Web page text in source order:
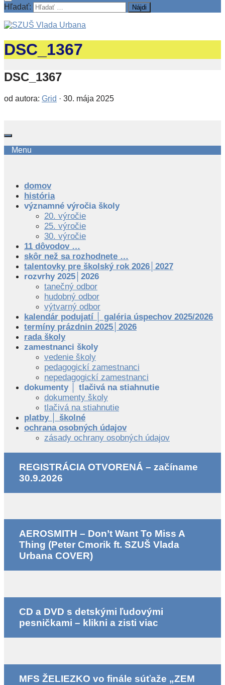
Hľadať:
DSC_1367
DSC_1367
od autora: Grid · 30. mája 2025
Menu
domov
história
významné výročia školy
20. výročie
25. výročie
30. výročie
11 dôvodov …
skôr než sa rozhodnete …
talentovky pre školský rok 2026│2027
rozvrhy 2025│2026
tanečný odbor
hudobný odbor
výtvarný odbor
kalendár podujatí │ galéria úspechov 2025/2026
termíny prázdnin 2025│2026
rada školy
zamestnanci školy
vedenie školy
pedagogickí zamestnanci
nepedagogickí zamestnanci
dokumenty │ tlačivá na stiahnutie
dokumenty školy
tlačivá na stiahnutie
platby │ školné
ochrana osobných údajov
zásady ochrany osobných údajov
REGISTRÁCIA OTVORENÁ – začíname
30.9.2026
AEROSMITH – Don’t Want To Miss A
Thing (Peter Cmorik ft. SZUŠ Vlada
Urbana COVER)
CD a DVD s detskými ľudovými
pesničkami – klikni a zisti viac
MFS ŽELIEZKO vo finále súťaže „ZEM